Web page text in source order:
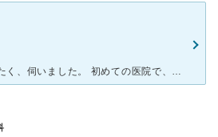
話題のゼオスキンを試したく、伺いました。 初めての医院で、しかも美容皮膚科も初めてでしたが、先生ももちろんですが、受付の方や看護師さんも感じが良く丁寧に対応して頂けました。 希望を伝えて、どういっ